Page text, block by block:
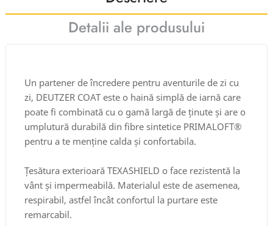
Detalii ale produsului
Un partener de încredere pentru aventurile de zi cu
zi, DEUTZER COAT este o haină simplă de iarnă care
poate fi combinată cu o gamă largă de ținute și are o
umplutură durabilă din fibre sintetice PRIMALOFT®
pentru a te menține calda și confortabila.
Țesătura exterioară TEXASHIELD o face rezistentă la
vânt și impermeabilă. Materialul este de asemenea,
respirabil, astfel încât confortul la purtare este
remarcabil.